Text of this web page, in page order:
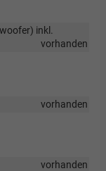
inkl.
vorhanden
vorhanden
vorhanden